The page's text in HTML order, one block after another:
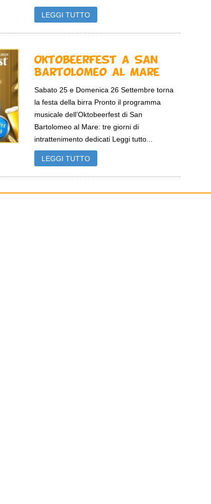
LEGGI TUTTO
OktobeerFest a San
Bartolomeo al Mare
Sabato 25 e Domenica 26 Settembre torna
la festa della birra Pronto il programma
musicale dell’Oktobeerfest di San
Bartolomeo al Mare: tre giorni di
intrattenimento dedicati Leggi tutto...
LEGGI TUTTO